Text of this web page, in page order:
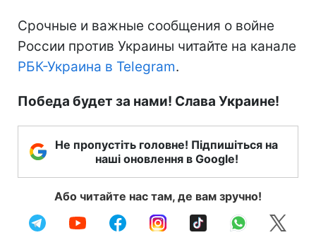
Срочные и важные сообщения о войне
России против Украины читайте на канале
РБК-Украина в Telegram.
Победа будет за нами! Слава Украине!
Не пропустіть головне! Підпишіться на
наші оновлення в Google!
Або читайте нас там, де вам зручно!